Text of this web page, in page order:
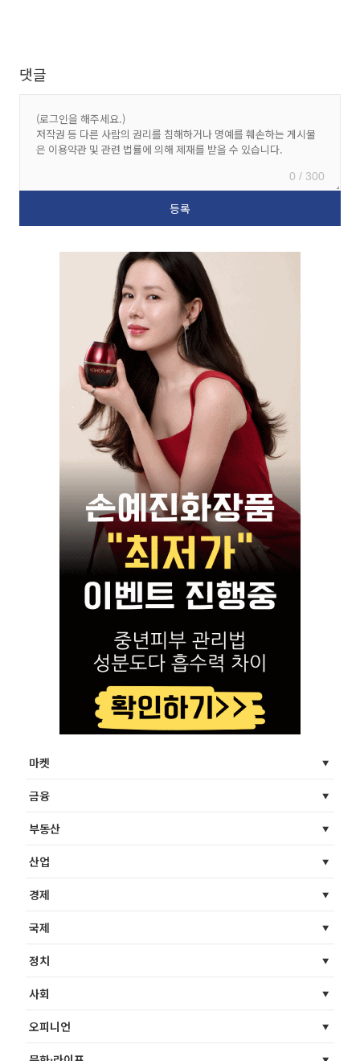
댓글
0 / 300
마켓
금융
부동산
산업
경제
국제
정치
사회
오피니언